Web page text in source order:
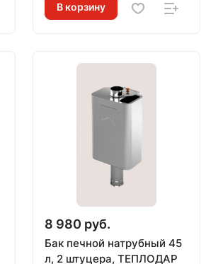
В корзину
8 980 руб.
Бак печной натрубный 45
л, 2 штуцера, ТЕПЛОДАР